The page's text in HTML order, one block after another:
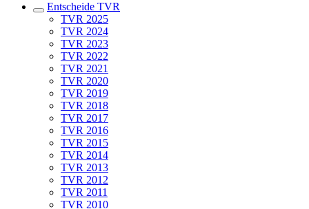
Entscheide TVR
TVR 2025
TVR 2024
TVR 2023
TVR 2022
TVR 2021
TVR 2020
TVR 2019
TVR 2018
TVR 2017
TVR 2016
TVR 2015
TVR 2014
TVR 2013
TVR 2012
TVR 2011
TVR 2010